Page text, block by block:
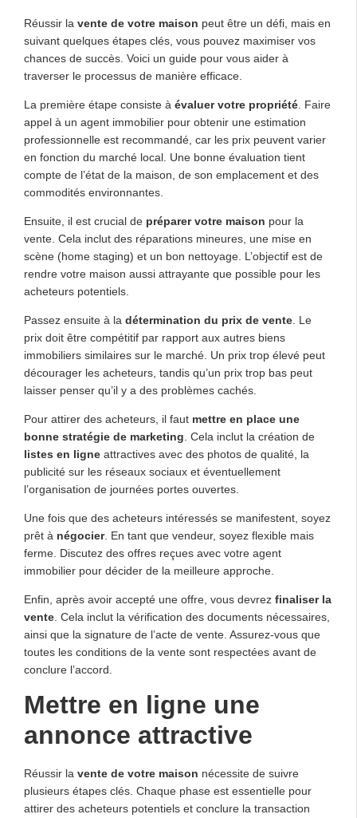
Réussir la vente de votre maison peut être un défi, mais en
suivant quelques étapes clés, vous pouvez maximiser vos
chances de succès. Voici un guide pour vous aider à
traverser le processus de manière efficace.
La première étape consiste à évaluer votre propriété . Faire
appel à un agent immobilier pour obtenir une estimation
professionnelle est recommandé, car les prix peuvent varier
en fonction du marché local. Une bonne évaluation tient
compte de l’état de la maison, de son emplacement et des
commodités environnantes.
Ensuite, il est crucial de préparer votre maison pour la
vente. Cela inclut des réparations mineures, une mise en
scène (home staging) et un bon nettoyage. L’objectif est de
rendre votre maison aussi attrayante que possible pour les
acheteurs potentiels.
Passez ensuite à la détermination du prix de vente . Le
prix doit être compétitif par rapport aux autres biens
immobiliers similaires sur le marché. Un prix trop élevé peut
décourager les acheteurs, tandis qu’un prix trop bas peut
laisser penser qu’il y a des problèmes cachés.
Pour attirer des acheteurs, il faut mettre en place une
bonne stratégie de marketing . Cela inclut la création de
listes en ligne attractives avec des photos de qualité, la
publicité sur les réseaux sociaux et éventuellement
l’organisation de journées portes ouvertes.
Une fois que des acheteurs intéressés se manifestent, soyez
prêt à négocier. En tant que vendeur, soyez flexible mais
ferme. Discutez des offres reçues avec votre agent
immobilier pour décider de la meilleure approche.
Enfin, après avoir accepté une offre, vous devrez finaliser la
vente . Cela inclut la vérification des documents nécessaires,
ainsi que la signature de l’acte de vente. Assurez-vous que
toutes les conditions de la vente sont respectées avant de
conclure l’accord.
Mettre en ligne une
annonce attractive
Réussir la vente de votre maison nécessite de suivre
plusieurs étapes clés. Chaque phase est essentielle pour
attirer des acheteurs potentiels et conclure la transaction